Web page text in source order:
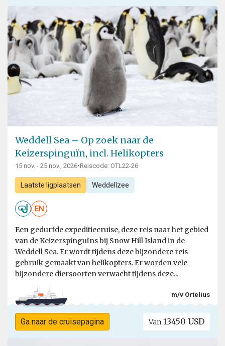
Weddell Sea – Op zoek naar de
Keizerspinguïn, incl. Helikopters
15 nov. - 25 nov., 2026•Reiscode: OTL22-26
Laatste ligplaatsen Weddellzee
EN
Een gedurfde expeditiecruise, deze reis naar het gebied
van de Keizerspinguïns bij Snow Hill Island in de
Weddell Sea. Er wordt tijdens deze bijzondere reis
gebruik gemaakt van helikopters. Er worden vele
bijzondere diersoorten verwacht tijdens deze...
m/v Ortelius
Ga naar de cruisepagina Van 13450 USD